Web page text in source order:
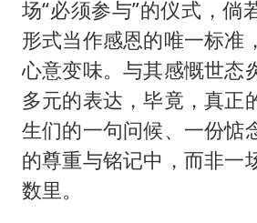
场“必须参与”的仪式，倘
形式当作感恩的唯一标准
心意变味。与其感慨世态
多元的表达，毕竟，真正
生们的一句问候、一份惦
的尊重与铭记中，而非一
数里。